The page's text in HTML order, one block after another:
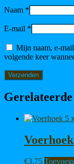
Naam *
E-mail *
Mijn naam, e-
volgende keer
€3,75